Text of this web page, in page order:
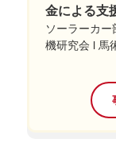
金による支
ソーラーカ
機研究会 l 馬